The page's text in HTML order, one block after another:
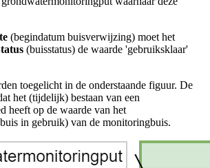
(begindatum buisverwijzing) moet het
(buisstatus) de waarde 'gebruiksklaar'
toegelicht in de onderstaande figuur. De
het (tijdelijk) bestaan van een
heeft op de waarde van het
in gebruik) van de monitoringbuis.